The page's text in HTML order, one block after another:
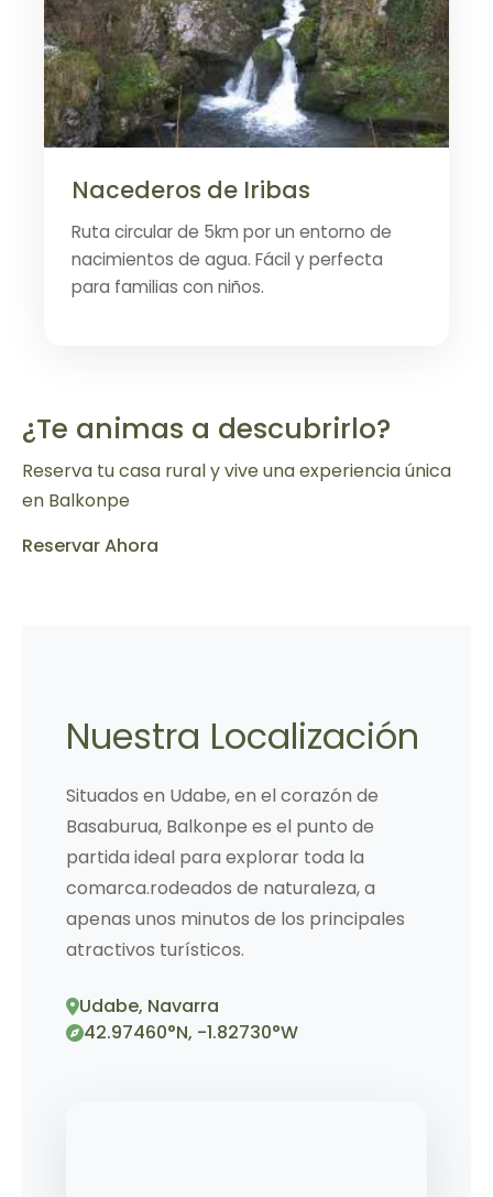
Nacederos de Iribas
Ruta circular de 5km por un entorno de
nacimientos de agua. Fácil y perfecta
para familias con niños.
¿Te animas a descubrirlo?
Reserva tu casa rural y vive una experiencia única
en Balkonpe
Reservar Ahora
Nuestra Localización
Situados en Udabe, en el corazón de
Basaburua, Balkonpe es el punto de
partida ideal para explorar toda la
comarca.rodeados de naturaleza, a
apenas unos minutos de los principales
atractivos turísticos.
Udabe, Navarra
42.97460°N, -1.82730°W